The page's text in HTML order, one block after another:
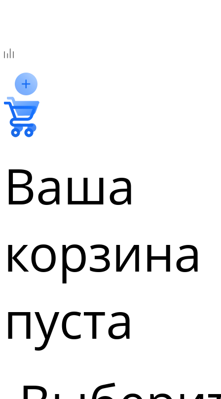
Ваша
корзина
пуста